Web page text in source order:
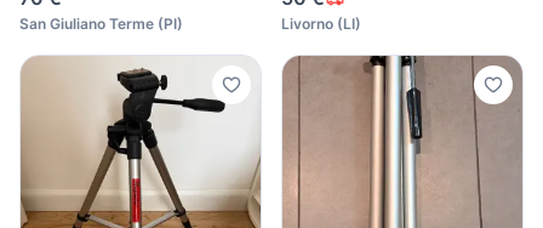
San Giuliano Terme (PI) Livorno (LI)